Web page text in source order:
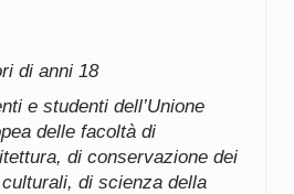
di anni 18
e studenti dell’Unione
delle facoltà di
di conservazione dei
di scienza della